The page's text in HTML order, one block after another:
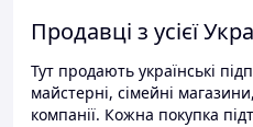
Продавці з усієї
Тут продають українські
майстерні, сімейні
компанії. Кожна покупка